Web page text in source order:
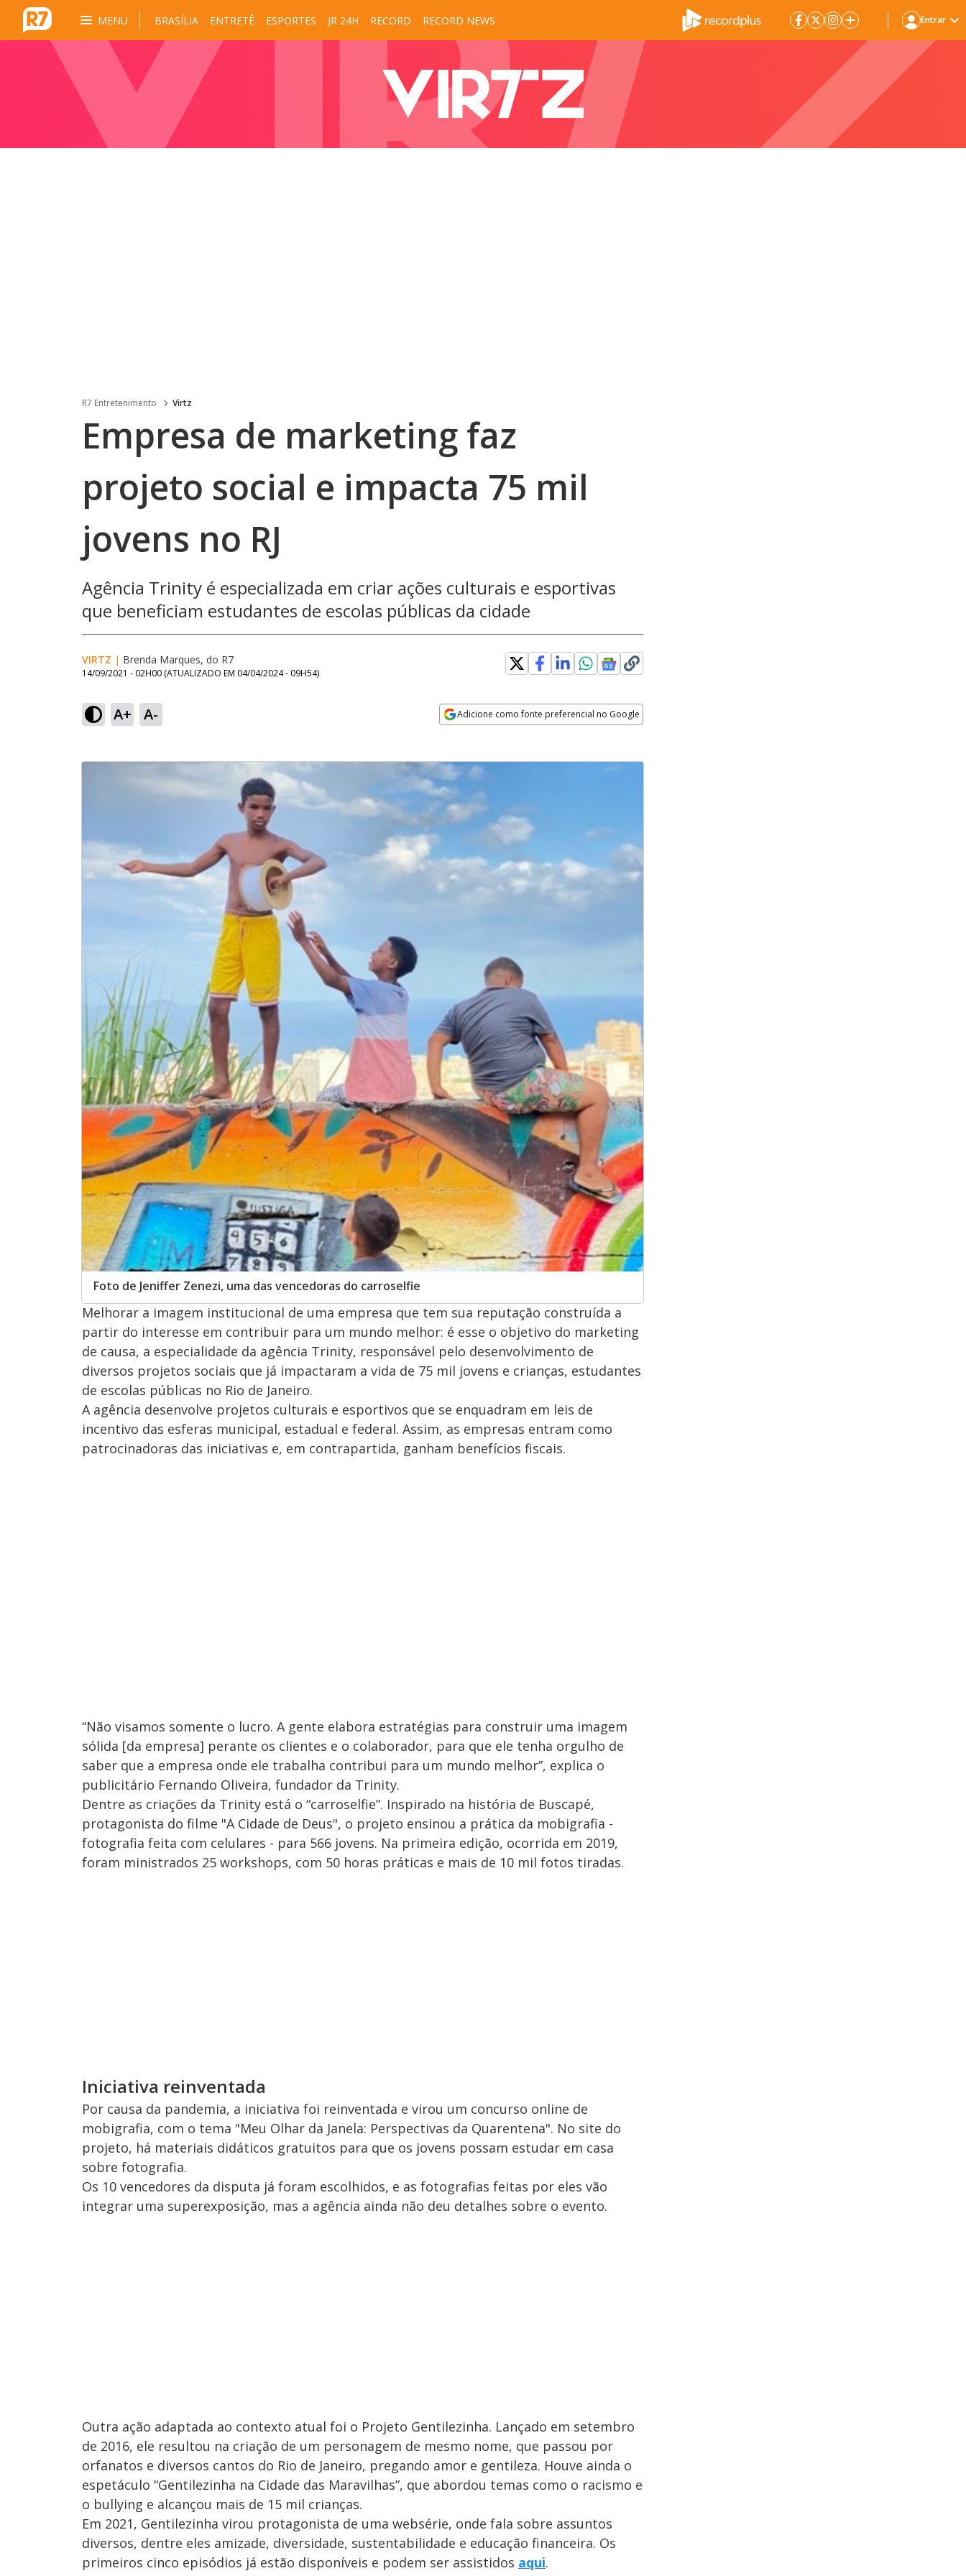
MENU BRASÍLIA ENTRETÊ ESPORTES JR 24H RECORD RECORD NEWS Entrar
R7 Entretenimento Virtz
Empresa de marketing faz
projeto social e impacta 75 mil
jovens no RJ
Agência Trinity é especializada em criar ações culturais e esportivas
que beneficiam estudantes de escolas públicas da cidade
VIRTZ | Brenda Marques, do R7
14/09/2021 - 02H00 (ATUALIZADO EM 04/04/2024 - 09H54)
A+ A- Adicione como fonte preferencial no Google
Foto de Jeniffer Zenezi, uma das vencedoras do carroselfie
Melhorar a imagem institucional de uma empresa que tem sua reputação construída a
partir do interesse em contribuir para um mundo melhor: é esse o objetivo do marketing
de causa, a especialidade da agência Trinity, responsável pelo desenvolvimento de
diversos projetos sociais que já impactaram a vida de 75 mil jovens e crianças, estudantes
de escolas públicas no Rio de Janeiro.
A agência desenvolve projetos culturais e esportivos que se enquadram em leis de
incentivo das esferas municipal, estadual e federal. Assim, as empresas entram como
patrocinadoras das iniciativas e, em contrapartida, ganham benefícios fiscais.
“Não visamos somente o lucro. A gente elabora estratégias para construir uma imagem
sólida [da empresa] perante os clientes e o colaborador, para que ele tenha orgulho de
saber que a empresa onde ele trabalha contribui para um mundo melhor”, explica o
publicitário Fernando Oliveira, fundador da Trinity.
Dentre as criações da Trinity está o “carroselfie”. Inspirado na história de Buscapé,
protagonista do filme "A Cidade de Deus", o projeto ensinou a prática da mobigrafia -
fotografia feita com celulares - para 566 jovens. Na primeira edição, ocorrida em 2019,
foram ministrados 25 workshops, com 50 horas práticas e mais de 10 mil fotos tiradas.
Iniciativa reinventada
Por causa da pandemia, a iniciativa foi reinventada e virou um concurso online de
mobigrafia, com o tema "Meu Olhar da Janela: Perspectivas da Quarentena". No site do
projeto, há materiais didáticos gratuitos para que os jovens possam estudar em casa
sobre fotografia.
Os 10 vencedores da disputa já foram escolhidos, e as fotografias feitas por eles vão
integrar uma superexposição, mas a agência ainda não deu detalhes sobre o evento.
Outra ação adaptada ao contexto atual foi o Projeto Gentilezinha. Lançado em setembro
de 2016, ele resultou na criação de um personagem de mesmo nome, que passou por
orfanatos e diversos cantos do Rio de Janeiro, pregando amor e gentileza. Houve ainda o
espetáculo “Gentilezinha na Cidade das Maravilhas”, que abordou temas como o racismo e
o bullying e alcançou mais de 15 mil crianças.
Em 2021, Gentilezinha virou protagonista de uma websérie, onde fala sobre assuntos
diversos, dentre eles amizade, diversidade, sustentabilidade e educação financeira. Os
primeiros cinco episódios já estão disponíveis e podem ser assistidos aqui.